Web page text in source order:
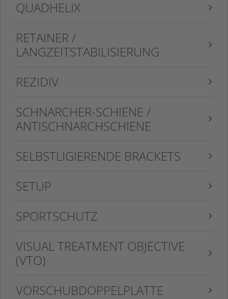
QUADHELIX
RETAINER /
LANGZEITSTABILISIERUNG
REZIDIV
SCHNARCHER-SCHIENE /
ANTISCHNARCHSCHIENE
SELBSTLIGIERENDE BRACKETS
SETUP
SPORTSCHUTZ
VISUAL TREATMENT OBJECTIVE
(VTO)
VORSCHUBDOPPELPLATTE